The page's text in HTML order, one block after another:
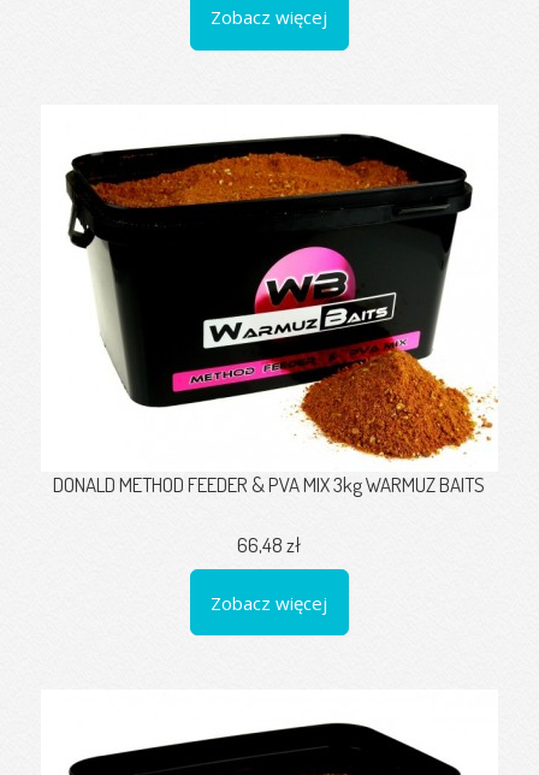
Zobacz więcej
DONALD METHOD FEEDER & PVA MIX 3kg WARMUZ BAITS
66,48 zł
Zobacz więcej